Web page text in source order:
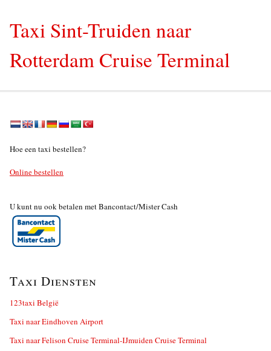
Taxi Sint-Truiden naar
Rotterdam Cruise Terminal
Hoe een taxi bestellen?
Online bestellen
U kunt nu ook betalen met Bancontact/Mister Cash
Taxi Diensten
123taxi België
Taxi naar Eindhoven Airport
Taxi naar Felison Cruise Terminal-IJmuiden Cruise Terminal